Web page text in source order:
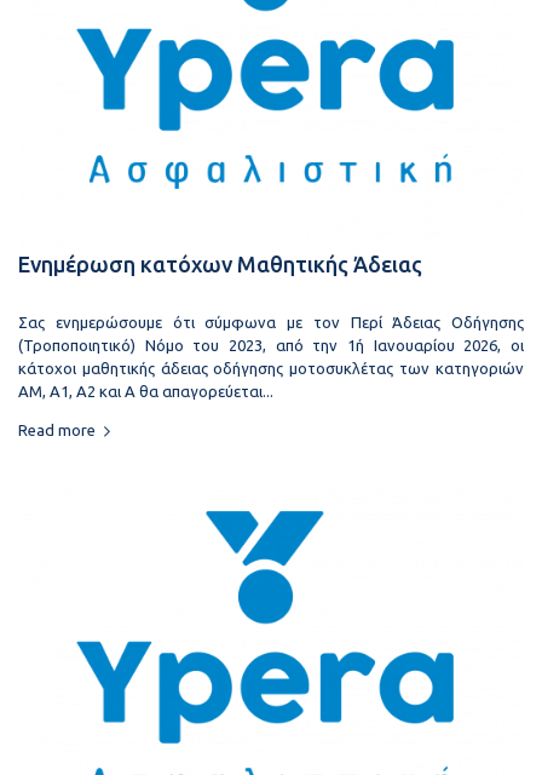
Ενημέρωση κατόχων Μαθητικής Άδειας
Σας ενημερώσουμε ότι σύμφωνα με τον Περί Άδειας Οδήγησης
(Τροποποιητικό) Νόμο του 2023, από την 1ή Ιανουαρίου 2026, οι
κάτοχοι μαθητικής άδειας οδήγησης μοτοσυκλέτας των κατηγοριών
ΑΜ, Α1, Α2 και Α θα απαγορεύεται...
Read more